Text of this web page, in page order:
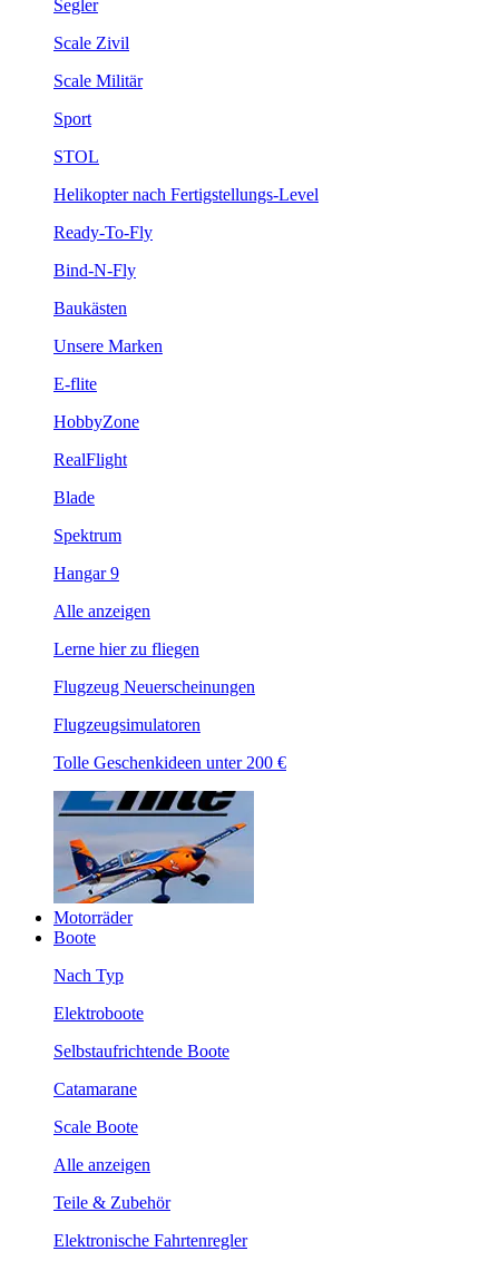
Segler
Scale Zivil
Scale Militär
Sport
STOL
Helikopter nach Fertigstellungs-Level
Ready-To-Fly
Bind-N-Fly
Baukästen
Unsere Marken
E-flite
HobbyZone
RealFlight
Blade
Spektrum
Hangar 9
Alle anzeigen
Lerne hier zu fliegen
Flugzeug Neuerscheinungen
Flugzeugsimulatoren
Tolle Geschenkideen unter 200 €
Motorräder
Boote
Nach Typ
Elektroboote
Selbstaufrichtende Boote
Catamarane
Scale Boote
Alle anzeigen
Teile & Zubehör
Elektronische Fahrtenregler